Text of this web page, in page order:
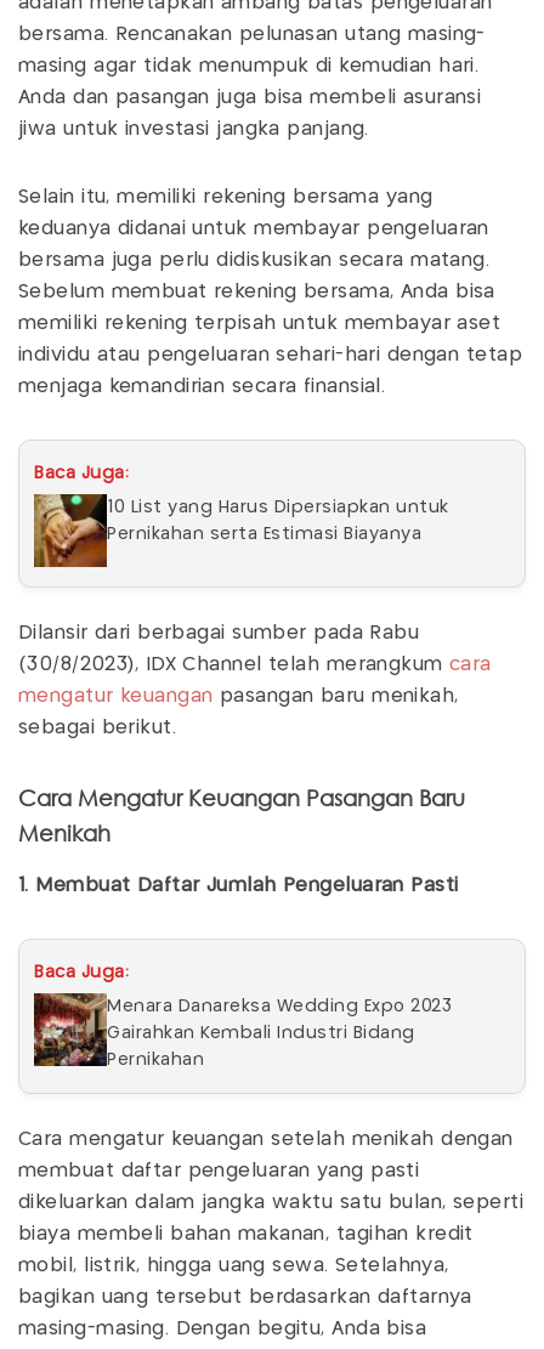
bersama. Rencanakan pelunasan utang masing-
masing agar tidak menumpuk di kemudian hari.
Anda dan pasangan juga bisa membeli asuransi
jiwa untuk investasi jangka panjang.
Selain itu, memiliki rekening bersama yang
keduanya didanai untuk membayar pengeluaran
bersama juga perlu didiskusikan secara matang.
Sebelum membuat rekening bersama, Anda bisa
memiliki rekening terpisah untuk membayar aset
individu atau pengeluaran sehari-hari dengan tetap
menjaga kemandirian secara finansial.
Baca Juga:
10 List yang Harus Dipersiapkan untuk
Pernikahan serta Estimasi Biayanya
Dilansir dari berbagai sumber pada Rabu
(30/8/2023), IDX Channel telah merangkumcara
mengatur keuangan pasangan baru menikah,
sebagai berikut.
Cara Mengatur Keuangan Pasangan Baru
Menikah
1. Membuat Daftar Jumlah Pengeluaran Pasti
Baca Juga:
Menara Danareksa Wedding Expo 2023
Gairahkan Kembali Industri Bidang
Pernikahan
Cara mengatur keuangan setelah menikah dengan
membuat daftar pengeluaran yang pasti
dikeluarkan dalam jangka waktu satu bulan, seperti
biaya membeli bahan makanan, tagihan kredit
mobil, listrik, hingga uang sewa. Setelahnya,
bagikan uang tersebut berdasarkan daftarnya
masing-masing. Dengan begitu, Anda bisa